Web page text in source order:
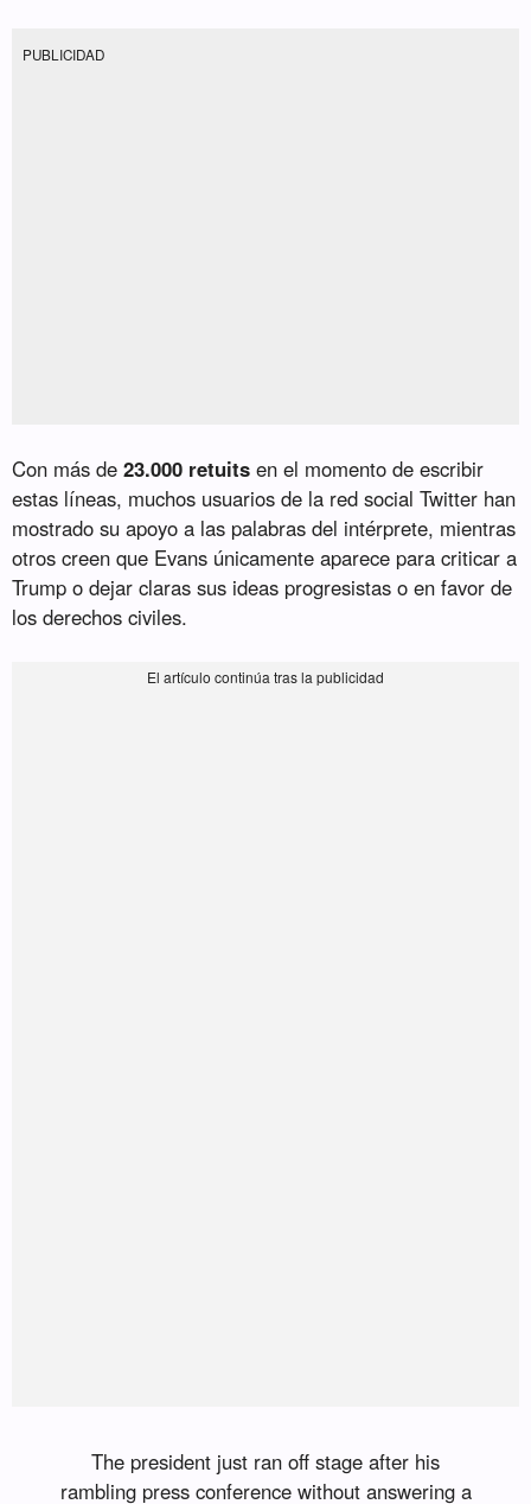
PUBLICIDAD
Con más de23.000 retuits en el momento de escribir
estas líneas, muchos usuarios de la red social Twitter han
mostrado su apoyo a las palabras del intérprete, mientras
otros creen que Evans únicamente aparece para criticar a
Trump o dejar claras sus ideas progresistas o en favor de
los derechos civiles.
The president just ran off stage after his
rambling press conference without answering a